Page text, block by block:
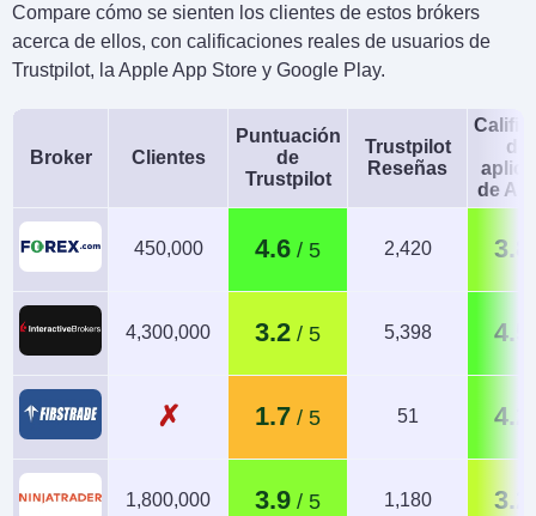
Compare cómo se sienten los clientes de estos brókers
acerca de ellos, con calificaciones reales de usuarios de
Trustpilot, la Apple App Store y Google Play.
Broker Clientes
Puntuación
de
Trustpilot
Trustpilot
Reseñas
de
de
450,000 4.6 2,420 3.8
4,300,000 3.2 5,398 4.5
✗ 1.7 51 4.2
1,800,000 3.9 1,180 3.2